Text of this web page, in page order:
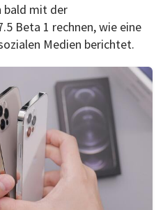
bald mit der
Beta 1 rechnen, wie eine
Medien berichtet.